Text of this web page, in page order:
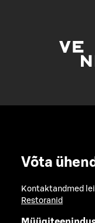
Võta
Kontaktandmed
Restoranid